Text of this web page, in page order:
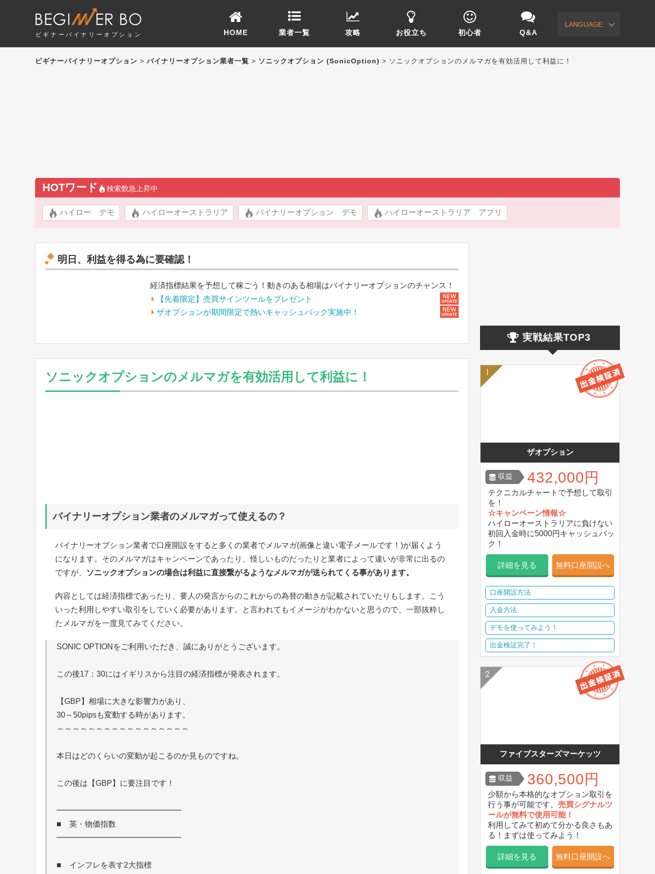
ビギナーバイナリーオプション
LANGUAGE
HOME 業者一覧 攻略 お役立ち 初心者 Q&A
ビギナーバイナリーオプション > バイナリーオプション業者一覧 > ソニックオプション (SonicOption) > ソニックオプションのメルマガを有効活用して利益に！
HOTワード 検索数急上昇中
ハイロー デモ ハイローオーストラリア バイナリーオプション デモ ハイローオーストラリア アプリ
明日、利益を得る為に要確認！
経済指標結果を予想して稼ごう！動きのある相場はバイナリーオプションのチャンス！
【先着限定】売買サインツールをプレゼント
ザオプションが期間限定で熱いキャッシュバック実施中！
ソニックオプションのメルマガを有効活用して利益に！
バイナリーオプション業者のメルマガって使えるの？
バイナリーオプション業者で口座開設をすると多くの業者でメルマガ(画像と違い電子メールです！)が届くよう
になります。そのメルマガはキャンペーンであったり、怪しいものだったりと業者によって違いが非常に出るの
ですが、
ソニックオプションの場合は利益に直接繋がるようなメルマガが送られてくる事があります。
内容としては経済指標であったり、要人の発言からのこれからの為替の動きが記載されていたりもします。こう
いった利用しやすい取引をしていく必要があります。と言われてもイメージがわかないと思うので、一部抜粋し
たメルマガを一度見てみてください。
SONIC OPTIONをご利用いただき、誠にありがとうございます。
この後17：30にはイギリスから注目の経済指標が発表されます。
【GBP】相場に大きな影響力があり、
30～50pipsも変動する時があります。
～～～～～～～～～～～～～～～～～
本日はどのくらいの変動が起こるのか見ものですね。
この後は【GBP】に要注目です！
━━━━━━━━━━━━━━━━
■ 英・物価指数
━━━━━━━━━━━━━━━━
■ インフレを表す2大指標
実戦結果TOP3
ザオプション
収益 432,000円
テクニカルチャートで予想して取引
を！
☆キャンペーン情報☆
ハイローオーストラリアに負けない
初回入金時に5000円キャッシュバッ
ク！
詳細を見る 無料口座開設へ
口座開設方法
入金方法
デモを使ってみよう！
出金検証完了！
ファイブスターズマーケッツ
収益 360,500円
少額から本格的なオプション取引を
行う事が可能です。 売買シグナルツ
ールが無料で使用可能！
利用してみて初めて分かる良さもあ
る！まずは使ってみよう！
詳細を見る 無料口座開設へ